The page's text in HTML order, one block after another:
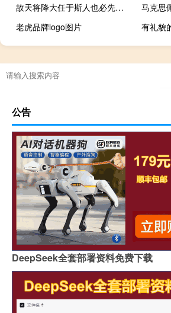
故天将降大任于斯人也必先苦其心志的正确读音
马克思
老虎品牌logo图片
有礼貌
公告
DeepSeek全套部署资料免费下载